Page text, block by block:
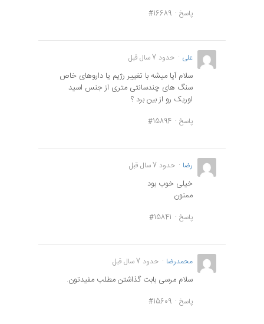
پاسخ #16689
علی حدود 7 سال قبل
سلام آیا میشه با تغییر رژیم یا داروهای خاص
سنگ های چندسانتی متری از جنس اسید
اوریک رو از بین برد ؟
پاسخ #15894
رضا حدود 7 سال قبل
خیلی خوب بود
ممنون
پاسخ #15841
محمدرضا حدود 7 سال قبل
سلام مرسی بابت گذاشتن مطلب مفیدتون.
پاسخ #15609